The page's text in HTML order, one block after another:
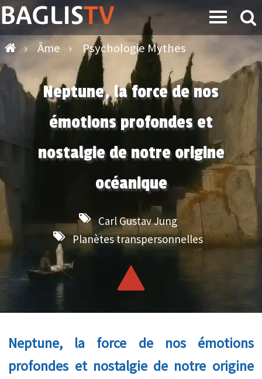
› Âme › Psychologie Mythes
Neptune, la force de nos
émotions profondes et
nostalgie de notre origine
océanique
Carl Gustav Jung
Planètes transpersonnelles
Neptune, la force de nos émotions
profondes et nostalgie de notre origine